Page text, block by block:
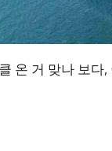
온 거 맞나 보다